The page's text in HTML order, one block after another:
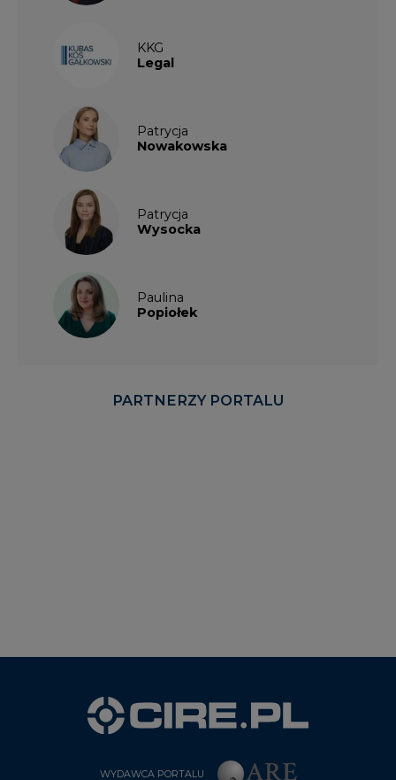
KKG
Legal
Patrycja
Nowakowska
Patrycja
Wysocka
Paulina
Popiołek
PARTNERZY PORTALU
WYDAWCA PORTALU